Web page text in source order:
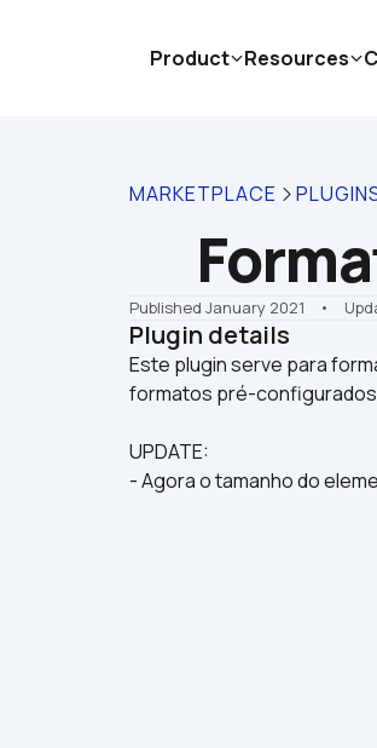
MARKETPLACE
Published January 2021 •
Plugin details
Este plugin serve para
UPDATE:
- Agora o tamanho do
Product Resources